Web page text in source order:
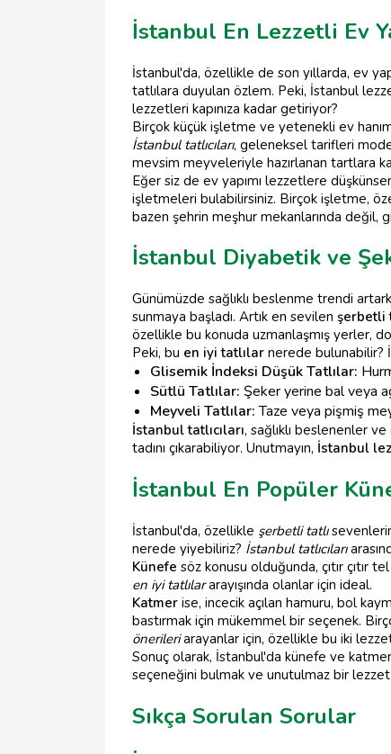
İstanbul En Lezzetli Ev
İstanbul'da, özellikle de son yıllarda, ev
tatlılara duyulan özlem. Peki, İstanbul
lezzetleri kapınıza kadar getiriyor?
Birçok küçük işletme ve yetenekli ev
İstanbul tatlıcıları, geleneksel tarifleri
mevsim meyveleriyle hazırlanan tartlara
Eğer siz de ev yapımı lezzetlere
işletmeleri bulabilirsiniz. Birçok işletme,
bazen şehrin meşhur mekanlarında değil,
İstanbul Diyabetik ve
Günümüzde sağlıklı beslenme trendi
sunmaya başladı. Artık en sevilen şerbetli
özellikle bu konuda uzmanlaşmış yerler,
Peki, bu en iyi tatlılar nerede bulunabilir?
Glisemik İndeksi Düşük Tatlılar:
Sütlü Tatlılar: Şeker yerine bal veya
Meyveli Tatlılar:Taze veya pişmiş
İstanbul tatlıcıları, sağlıklı beslenenler
tadını çıkarabiliyor. Unutmayın, İstanbul
İstanbul En Popüler
İstanbul'da, özellikle şerbetli tatlı
nerede yiyebiliriz? İstanbul tatlıcıları
Künefe söz konusu olduğunda, çıtır çıtır
en iyi tatlılararayışında olanlar için ideal.
Katmer ise, incecik açılan hamuru, bol
bastırmak için mükemmel bir seçenek.
önerileriarayanlar için, özellikle bu iki
Sonuç olarak, İstanbul'da künefe ve
seçeneğini bulmak ve unutulmaz bir
Sıkça Sorulan Sorular